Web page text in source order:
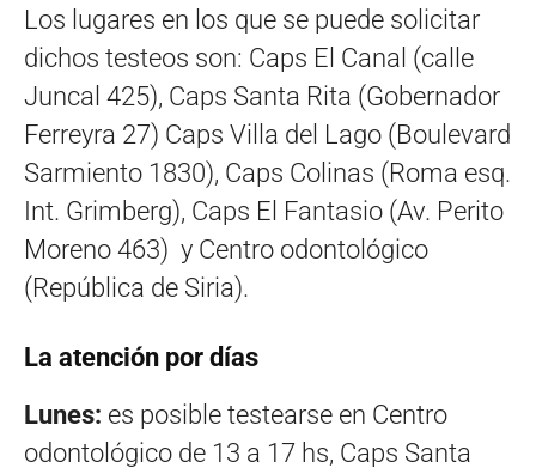
Los lugares en los que se puede solicitar
dichos testeos son: Caps El Canal (calle
Juncal 425), Caps Santa Rita (Gobernador
Ferreyra 27) Caps Villa del Lago (Boulevard
Sarmiento 1830), Caps Colinas (Roma esq.
Int. Grimberg), Caps El Fantasio (Av. Perito
Moreno 463) y Centro odontológico
(República de Siria).
La atención por días
Lunes: es posible testearse en Centro
odontológico de 13 a 17 hs, Caps Santa